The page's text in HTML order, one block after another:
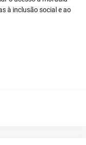
à inclusão social e ao